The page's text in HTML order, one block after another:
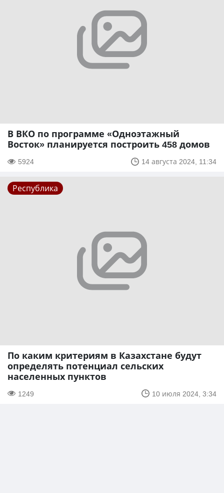
В ВКО по программе «Одноэтажный
Восток» планируется построить 458 домов
5924 14 августа 2024, 11:34
Республика
По каким критериям в Казахстане будут
определять потенциал сельских
населенных пунктов
1249 10 июля 2024, 3:34